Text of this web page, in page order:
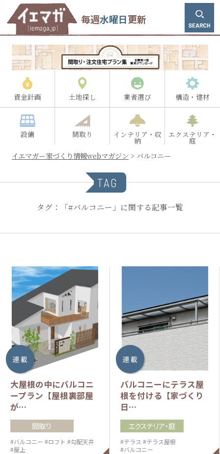
毎週水曜日更新
資金計画 土地探し 業者選び 構造・建材
設備 間取り インテリア・収
納
エクステリア・
庭
イエマガー家づくり情報webマガジン > バルコニー
TAG
タグ：「#バルコニー」に関する記事一覧
連 載
大屋根の中にバルコニ
ープラン【屋根裏部屋
が…
間取り
#バルコニー #ロフト #勾配天井
#屋上
連 載
バルコニーにテラス屋
根を付ける【家づくり
日…
エクステリア・庭
#テラス #テラス屋根
#バルコニー